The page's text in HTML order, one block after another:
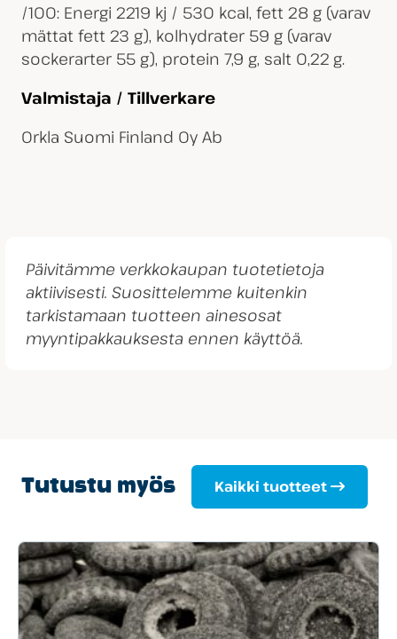
/100: Energi 2219 kj / 530 kcal, fett 28 g (varav
mättat fett 23 g), kolhydrater 59 g (varav
sockerarter 55 g), protein 7,9 g, salt 0,22 g.
Valmistaja / Tillverkare
Orkla Suomi Finland Oy Ab
Päivitämme verkkokaupan tuotetietoja
aktiivisesti. Suosittelemme kuitenkin
tarkistamaan tuotteen ainesosat
myyntipakkauksesta ennen käyttöä.
Tutustu myös Kaikki tuotteet